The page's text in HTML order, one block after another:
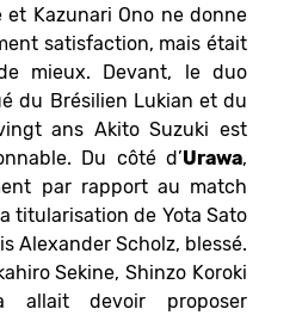
et Kazunari Ono ne donne
satisfaction, mais était
mieux. Devant, le duo
du Brésilien Lukian et du
ans Akito Suzuki est
Du côté d’Urawa,
par rapport au match
titularisation de Yota Sato
Alexander Scholz, blessé.
Sekine, Shinzo Koroki
allait devoir proposer